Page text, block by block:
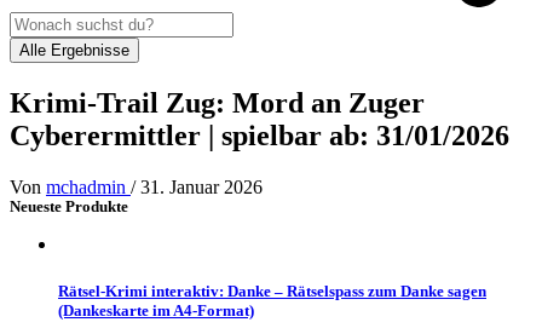
Alle Ergebnisse
Krimi-Trail Zug: Mord an Zuger
Cyberermittler | spielbar ab: 31/01/2026
Von mchadmin /31. Januar 2026
Neueste Produkte
Rätsel-Krimi interaktiv: Danke – Rätselspass zum Danke sagen
(Dankeskarte im A4-Format)